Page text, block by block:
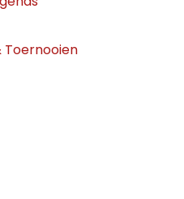
Toernooien